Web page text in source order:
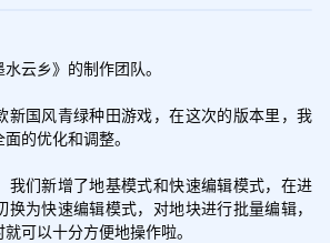
云乡》的制作团队。
新国风青绿种田游戏，在这次的版本里，我
的优化和调整。
我们新增了地基模式和快速编辑模式，在进
换为快速编辑模式，对地块进行批量编辑，
可以十分方便地操作啦。